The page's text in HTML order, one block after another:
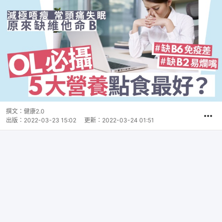
撰文： 健康2.0
出版： 2022-03-23 15:02 更新： 2022-03-24 01:51